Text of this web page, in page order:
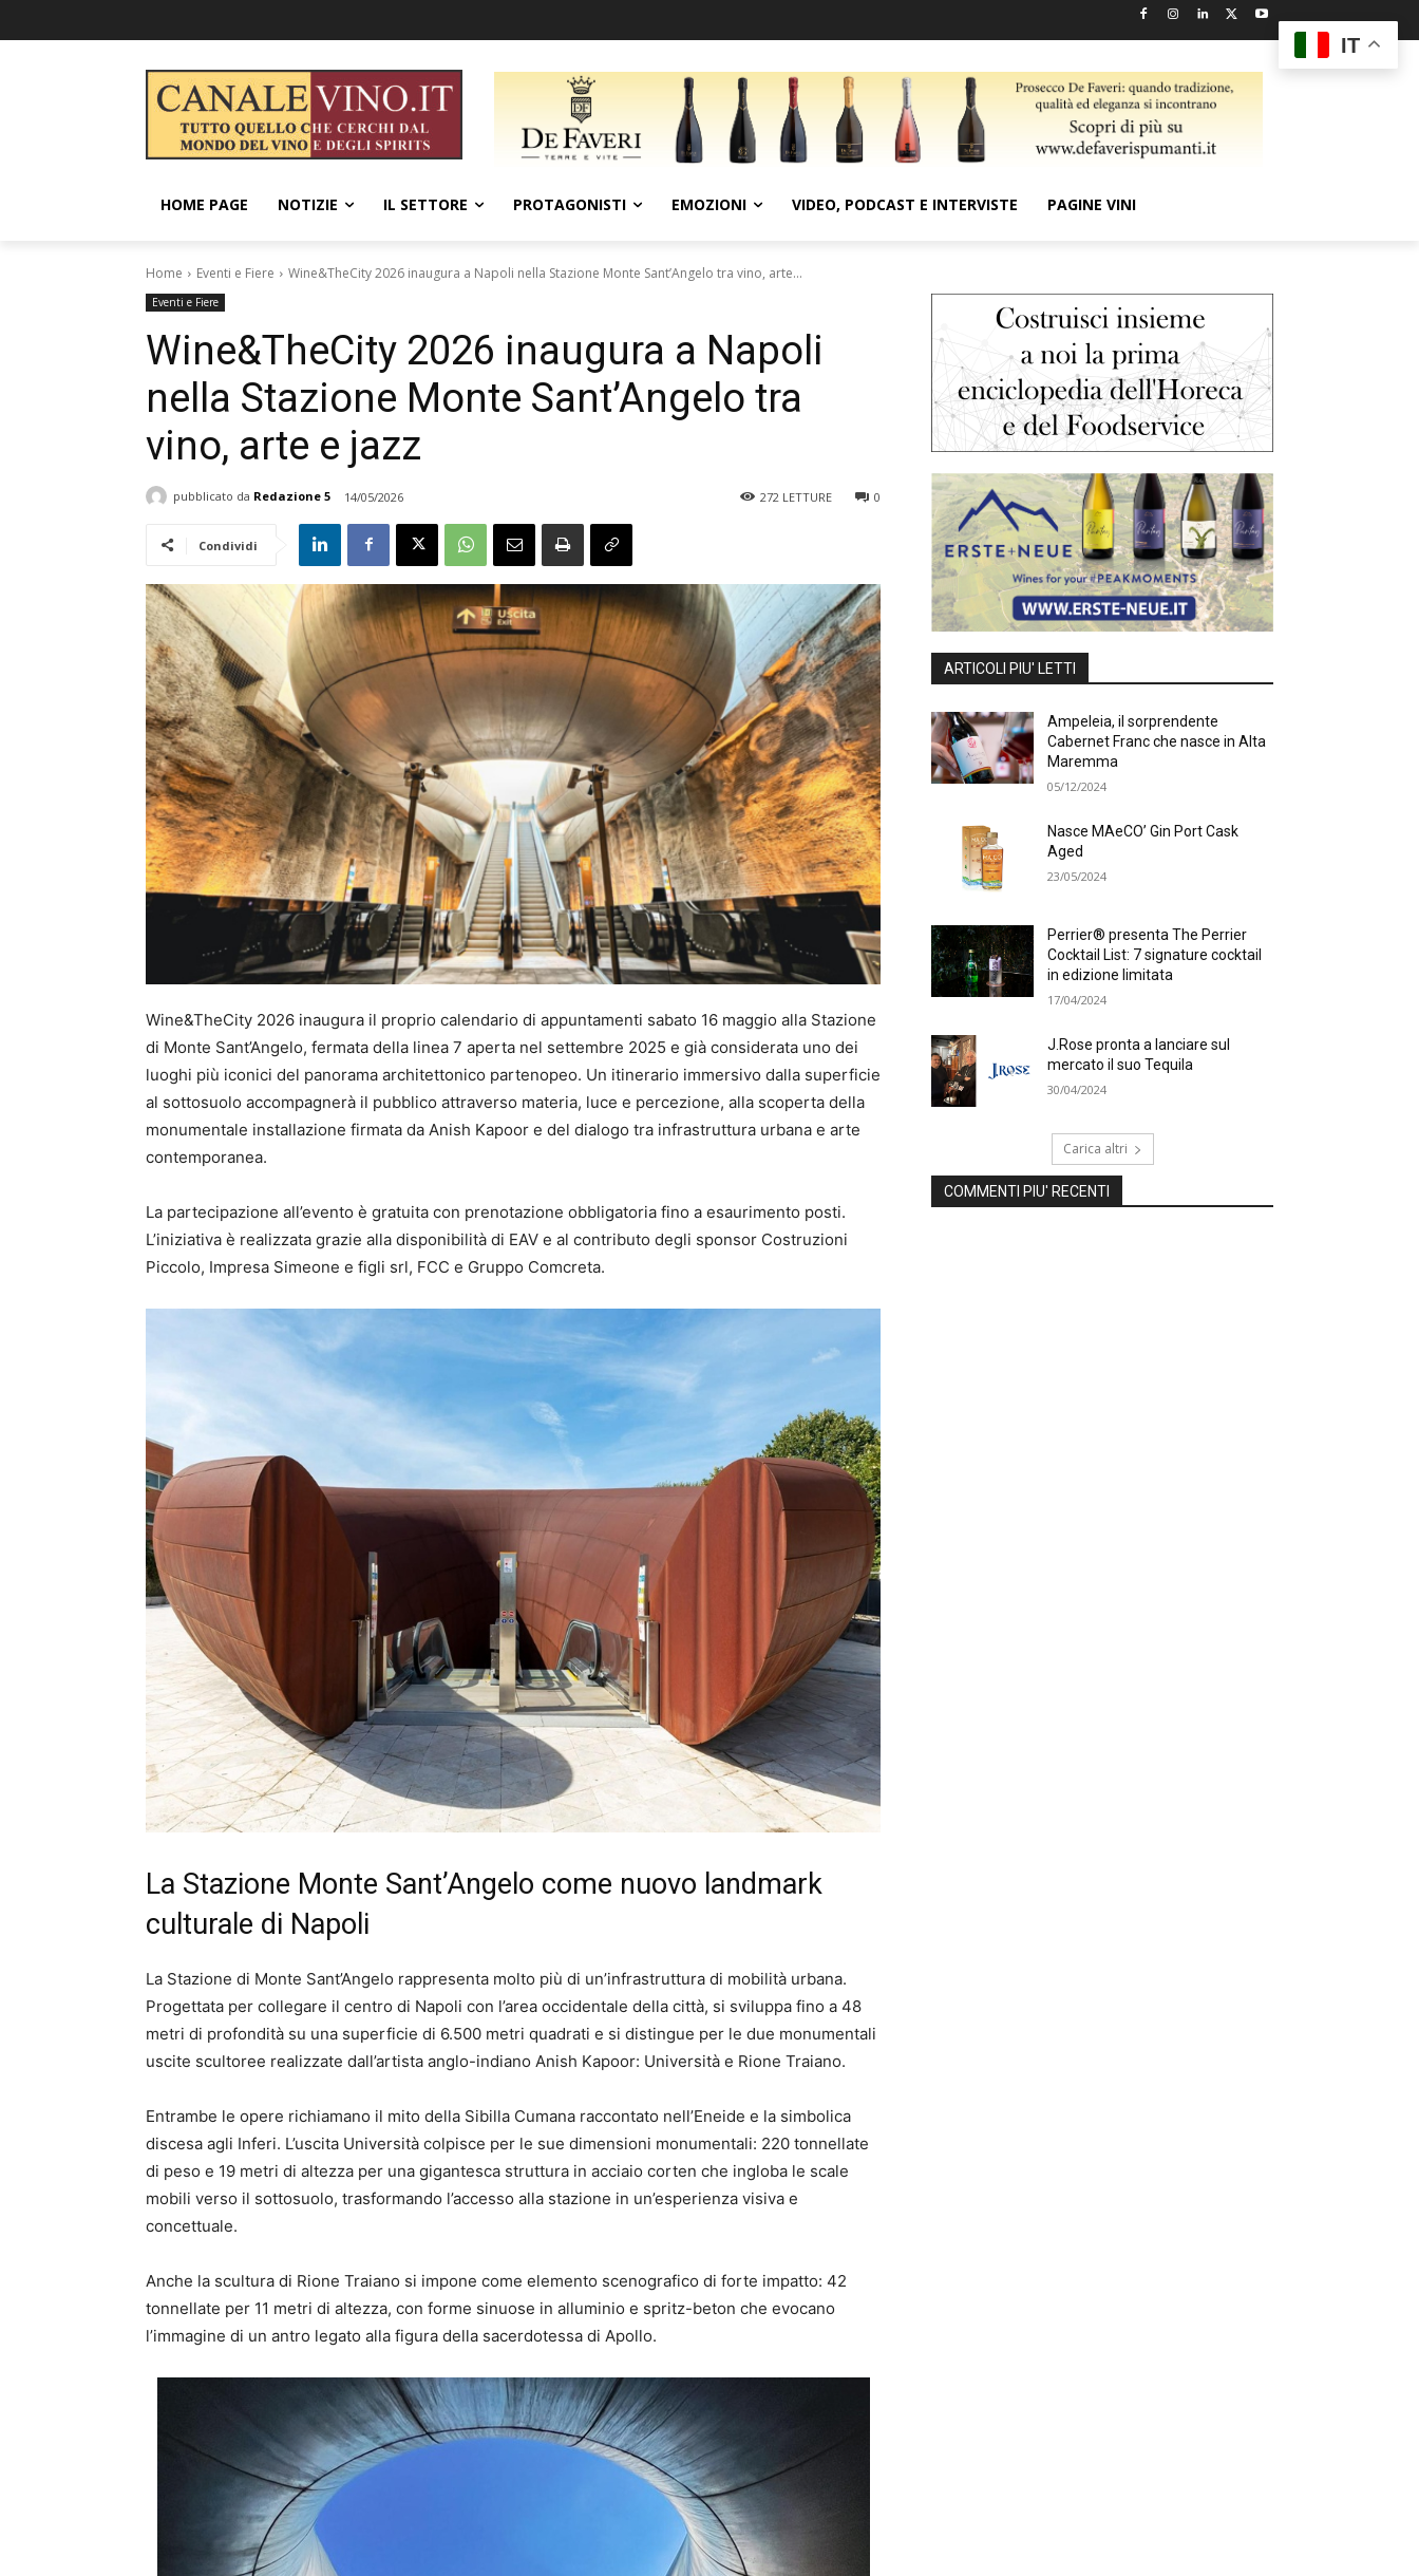
HOME PAGE NOTIZIE IL SETTORE PROTAGONISTI EMOZIONI VIDEO, PODCAST E INTERVISTE PAGINE VINI
Home Eventi e Fiere Wine&TheCity 2026 inaugura a Napoli nella Stazione Monte Sant’Angelo tra vino, arte...
Eventi e Fiere
Wine&TheCity 2026 inaugura a Napoli
nella Stazione Monte Sant’Angelo tra
vino, arte e jazz
pubblicato da Redazione 5 14/05/2026 0
272 LETTURE
Condividi
Wine&TheCity 2026 inaugura il proprio calendario di appuntamenti sabato 16 maggio alla Stazione
di Monte Sant’Angelo, fermata della linea 7 aperta nel settembre 2025 e già considerata uno dei
luoghi più iconici del panorama architettonico partenopeo. Un itinerario immersivo dalla superficie
al sottosuolo accompagnerà il pubblico attraverso materia, luce e percezione, alla scoperta della
monumentale installazione firmata da Anish Kapoor e del dialogo tra infrastruttura urbana e arte
contemporanea.
La partecipazione all’evento è gratuita con prenotazione obbligatoria fino a esaurimento posti.
L’iniziativa è realizzata grazie alla disponibilità di EAV e al contributo degli sponsor Costruzioni
Piccolo, Impresa Simeone e figli srl, FCC e Gruppo Comcreta.
La Stazione Monte Sant’Angelo come nuovo landmark
culturale di Napoli
La Stazione di Monte Sant’Angelo rappresenta molto più di un’infrastruttura di mobilità urbana.
Progettata per collegare il centro di Napoli con l’area occidentale della città, si sviluppa fino a 48
metri di profondità su una superficie di 6.500 metri quadrati e si distingue per le due monumentali
uscite scultoree realizzate dall’artista anglo-indiano Anish Kapoor: Università e Rione Traiano.
Entrambe le opere richiamano il mito della Sibilla Cumana raccontato nell’Eneide e la simbolica
discesa agli Inferi. L’uscita Università colpisce per le sue dimensioni monumentali: 220 tonnellate
di peso e 19 metri di altezza per una gigantesca struttura in acciaio corten che ingloba le scale
mobili verso il sottosuolo, trasformando l’accesso alla stazione in un’esperienza visiva e
concettuale.
Anche la scultura di Rione Traiano si impone come elemento scenografico di forte impatto: 42
tonnellate per 11 metri di altezza, con forme sinuose in alluminio e spritz-beton che evocano
l’immagine di un antro legato alla figura della sacerdotessa di Apollo.
ARTICOLI PIU' LETTI
Ampeleia, il sorprendente
Cabernet Franc che nasce in Alta
Maremma
05/12/2024
Nasce MAeCO’ Gin Port Cask
Aged
23/05/2024
Perrier® presenta The Perrier
Cocktail List: 7 signature cocktail
in edizione limitata
17/04/2024
J.Rose pronta a lanciare sul
mercato il suo Tequila
30/04/2024
Carica altri
COMMENTI PIU' RECENTI
IT